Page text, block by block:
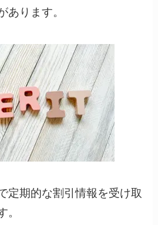
あります。
定期的な割引情報を受け取
。